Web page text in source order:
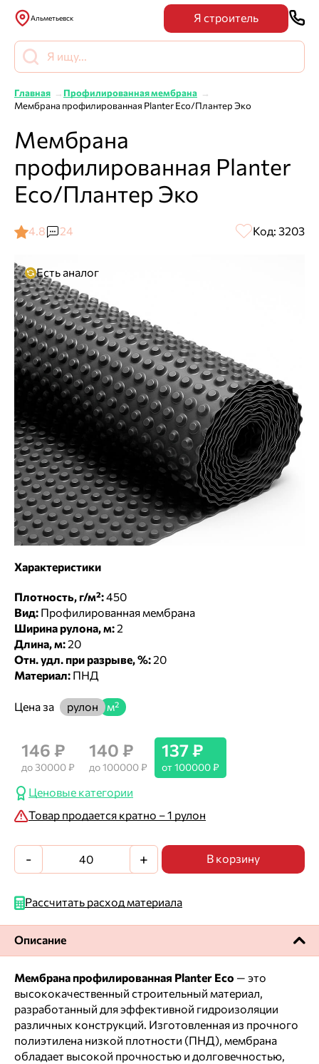
Альметьевск Я строитель
Главная
Профилированная мембрана
Мембрана профилированная Planter Eco/Плантер Эко
Мембрана
профилированная Planter
Eco/Плантер Эко
4.8 24 Код: 3203
Есть аналог
Характеристики
Плотность, г/м²:450
Вид:Профилированная мембрана
Ширина рулона, м:2
Длина, м:20
Отн. удл. при разрыве, %:20
Материал:ПНД
Цена за рулон м²
146 ₽
до 30000 ₽
140 ₽
до 100000 ₽
137 ₽
от 100000 ₽
Ценовые категории
Товар продается кратно – 1 рулон
- + В корзину
Рассчитать расход материала
Описание
Мембрана профилированная Planter Eco — это
высококачественный строительный материал,
разработанный для эффективной гидроизоляции
различных конструкций. Изготовленная из прочного
полиэтилена низкой плотности (ПНД), мембрана
обладает высокой прочностью и долговечностью,